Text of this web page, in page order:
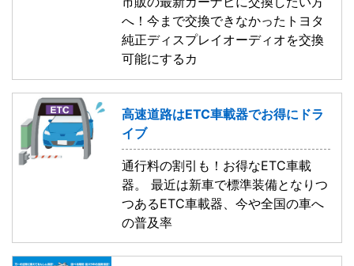
へ！今まで交換できなかったトヨタ
純正ディスプレイオーディオを交換
可能にするカ
高速道路はETC車載器でお得にドラ
イブ
通行料の割引も！お得なETC車載
器。 最近は新車で標準装備となりつ
つあるETC車載器、今や全国の車へ
の普及率